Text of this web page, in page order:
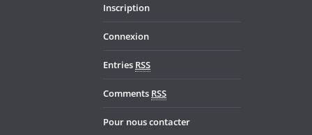
Inscription
Connexion
Entries RSS
Comments RSS
Pour nous contacter